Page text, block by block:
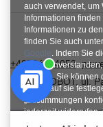
+48784454053
SUPERROBOT,ul.
auch verwendet, um
Informationen
Informationen zu
finden Sie auch unter
Google. Indem Sie
damit
werden. Sie können
Zugriff auf sie
„Zustimmungen
jederzeit widerrufen,
dem jeweiligen